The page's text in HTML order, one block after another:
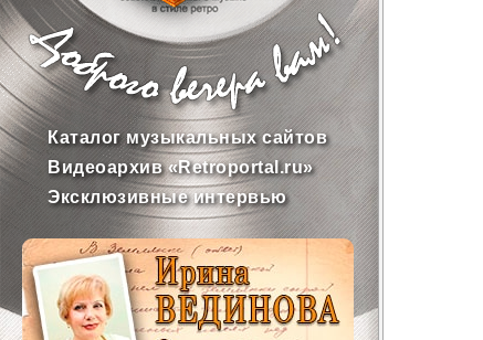
Каталог музыкальных сайтов
Видеоархив «Retroportal.ru»
Эксклюзивные интервью